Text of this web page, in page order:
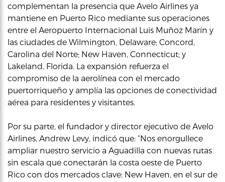
complementan la presencia que Avelo Airlines ya
mantiene en Puerto Rico mediante sus operaciones
entre el Aeropuerto Internacional Luis Muñoz Marín y
las ciudades de Wilmington, Delaware; Concord,
Carolina del Norte; New Haven, Connecticut; y
Lakeland, Florida. La expansión refuerza el
compromiso de la aerolínea con el mercado
puertorriqueño y amplía las opciones de conectividad
aérea para residentes y visitantes.
Por su parte, el fundador y director ejecutivo de Avelo
Airlines, Andrew Levy, indicó que: “Nos enorgullece
ampliar nuestro servicio a Aguadilla con nuevas rutas
sin escala que conectarán la costa oeste de Puerto
Rico con dos mercados clave: New Haven, en el sur de